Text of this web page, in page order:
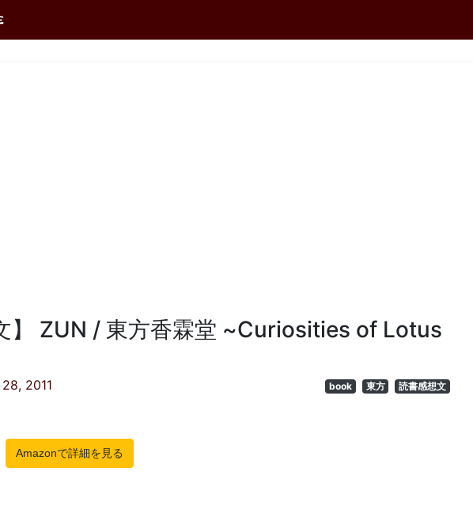
】 ZUN / 東方香霖堂 ~Curiosities of Lotus
2011 book 東方 読書感想文